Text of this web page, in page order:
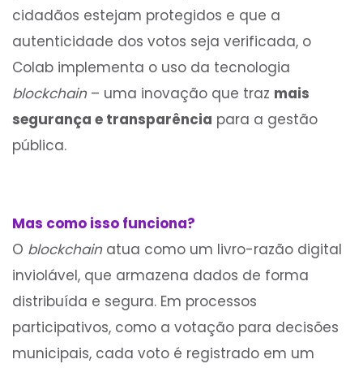
cidadãos estejam protegidos e que a
autenticidade dos votos seja verificada, o
Colab implementa o uso da tecnologia
blockchain– uma inovação que traz mais
segurança e transparência para a gestão
pública.
Mas como isso funciona?
O blockchainatua como um livro-razão digital
inviolável, que armazena dados de forma
distribuída e segura. Em processos
participativos, como a votação para decisões
municipais, cada voto é registrado em um